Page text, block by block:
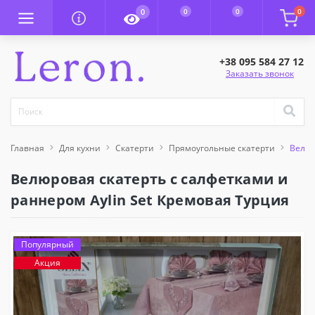
0 0 0 0
+38 095 584 27 12
Заказать звонок
Главная Для кухни Скатерти Прямоугольные скатерти
Велюровая скатерть с салфетками и
раннером Aylin Set Кремовая Турция
Популярный
Акция